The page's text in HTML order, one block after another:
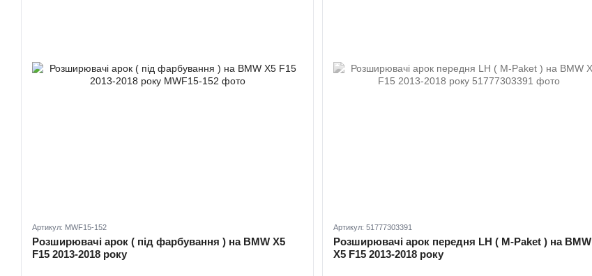
Артикул: MWF15-152
Розширювачі арок ( під фарбування ) на BMW X5
F15 2013-2018 року
Артикул: 51777303391
Розширювачі арок передня LH ( M-Paket ) на BMW
X5 F15 2013-2018 року